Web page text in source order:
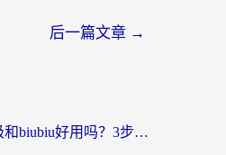
后一篇文章 →
海外党必看：云极和biubiu好用吗？3步选对回国加速器，无缝刷国内剧玩手游